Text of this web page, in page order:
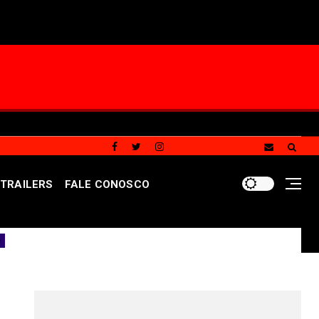
TRAILERS FALE CONOSCO
reforça segurança durante quinta saída temporária de